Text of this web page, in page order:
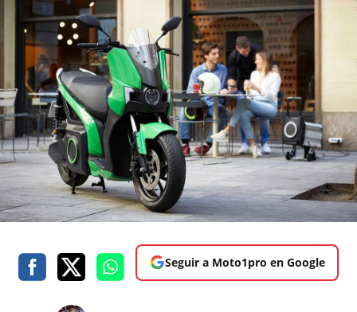
Seguir a Moto1pro en Google